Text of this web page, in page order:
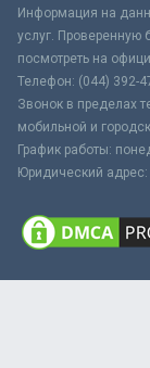
Информация на
услуг. Проверенную
посмотреть на
Телефон: (044) 392-
Звонок в пределах
мобильной и
График работы:
Юридический